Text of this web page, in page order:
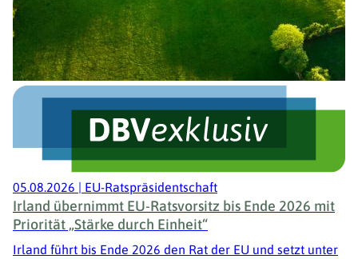
05.08.2026 | EU-Ratspräsidentschaft
Irland übernimmt EU-Ratsvorsitz bis Ende 2026 mit
Priorität „Stärke durch Einheit“
Irland führt bis Ende 2026 den Rat der EU und setzt unter